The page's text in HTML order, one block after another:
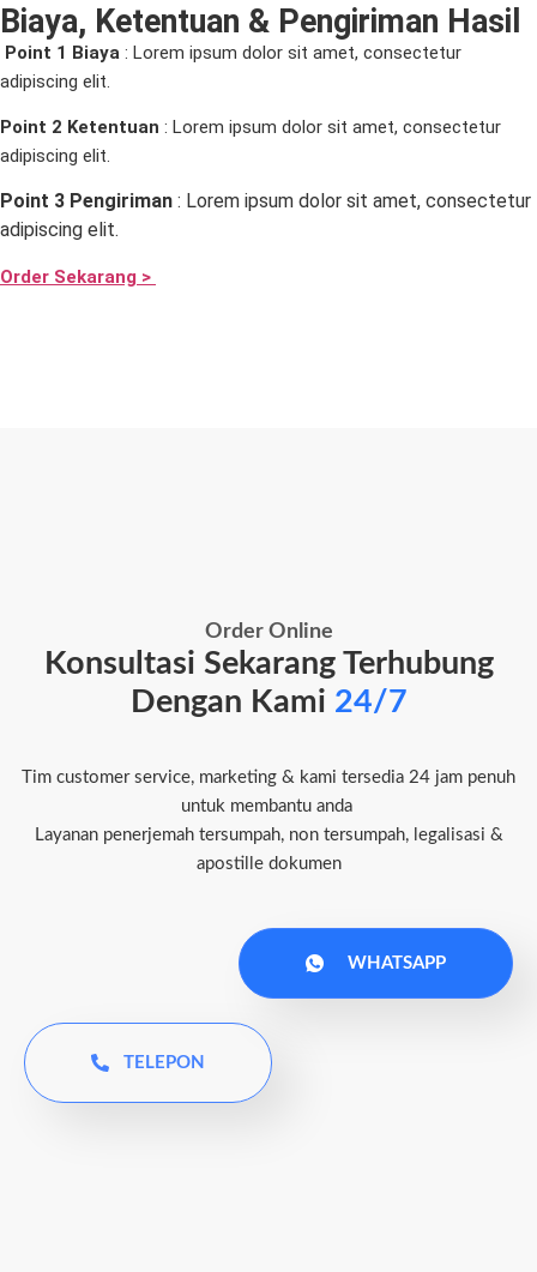
Biaya, Ketentuan & Pengiriman Hasil
Point 1 Biaya : Lorem ipsum dolor sit amet, consectetur
adipiscing elit.
Point 2 Ketentuan : Lorem ipsum dolor sit amet, consectetur
adipiscing elit.
Point 3 Pengiriman : Lorem ipsum dolor sit amet, consectetur
adipiscing elit.
Order Sekarang >
Order Online
Konsultasi Sekarang Terhubung
Dengan Kami 24/7
Tim customer service, marketing & kami tersedia 24 jam penuh
untuk membantu anda
Layanan penerjemah tersumpah, non tersumpah, legalisasi &
apostille dokumen
WHATSAPP
TELEPON